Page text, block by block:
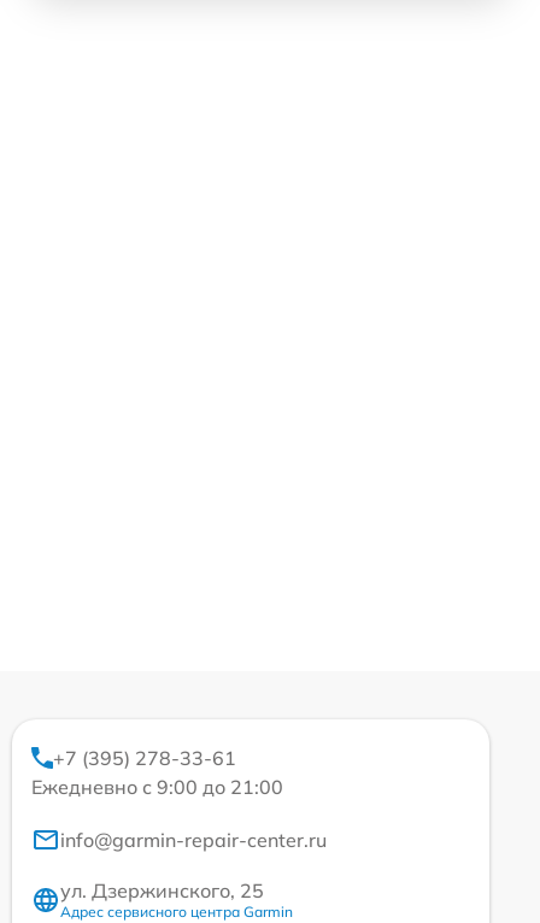
+7 (395) 278-33-61
Ежедневно с 9:00 до 21:00
info@garmin-repair-center.ru
ул. Дзержинского, 25
Адрес сервисного центра Garmin